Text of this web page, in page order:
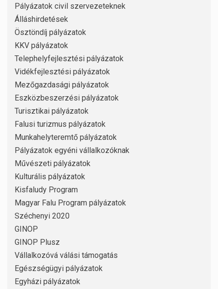
Pályázatok civil szervezeteknek
Álláshirdetések
Ösztöndíj pályázatok
KKV pályázatok
Telephelyfejlesztési pályázatok
Vidékfejlesztési pályázatok
Mezőgazdasági pályázatok
Eszközbeszerzési pályázatok
Turisztikai pályázatok
Falusi turizmus pályázatok
Munkahelyteremtő pályázatok
Pályázatok egyéni vállalkozóknak
Művészeti pályázatok
Kulturális pályázatok
Kisfaludy Program
Magyar Falu Program pályázatok
Széchenyi 2020
GINOP
GINOP Plusz
Vállalkozóvá válási támogatás
Egészségügyi pályázatok
Egyházi pályázatok